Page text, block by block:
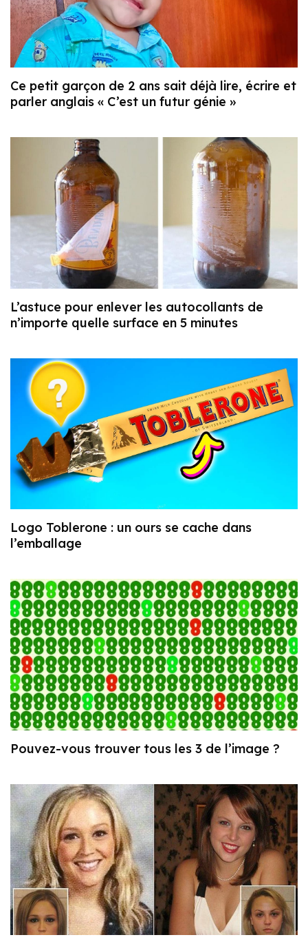
Ce petit garçon de 2 ans sait déjà lire, écrire et
parler anglais « C’est un futur génie »
L’astuce pour enlever les autocollants de
n’importe quelle surface en 5 minutes
Logo Toblerone : un ours se cache dans
l’emballage
Pouvez-vous trouver tous les 3 de l’image ?